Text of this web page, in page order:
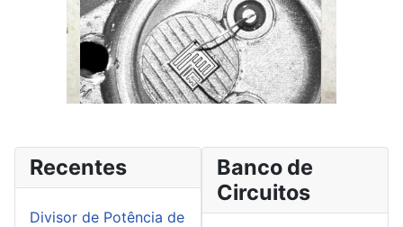
Recentes
Divisor de Potência de
Banco de
Circuitos